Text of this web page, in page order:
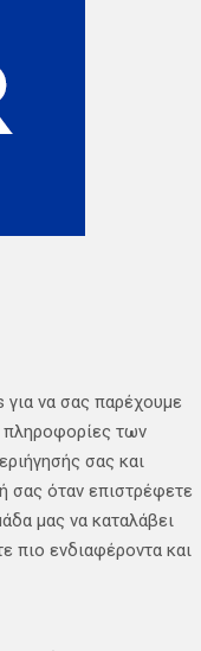
να σας παρέχουμε
πληροφορίες των
σας και
σας όταν επιστρέφετε
μας να καταλάβει
πιο ενδιαφέροντα και